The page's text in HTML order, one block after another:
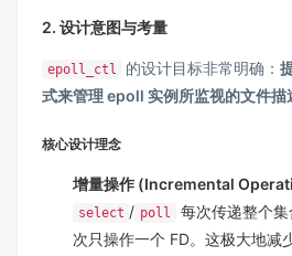
2. 设计意图与考量
epoll_ctl 的设计目标非常明确：
式来管理 epoll 实例所监视的文件描
核心设计理念
增量操作 (Incremental
select / poll 每次传递整个集
次只操作一个 FD。这极大地减